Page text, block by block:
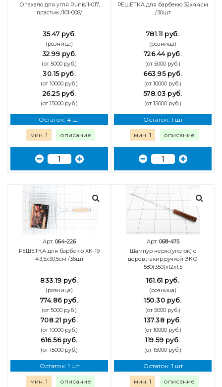
Опахало для угля Runis 1-017,
пластик /101-008/
35.47 руб.
(розница)
32.99 руб.
(от 5000 руб.)
30.15 руб.
(от 10000 руб.)
26.25 руб.
(от 15000 руб.)
Остаток: 4 шт
мин. 1 описание
РЕШЕТКА для барбекю 32х44см
/30шт
781.11 руб.
(розница)
726.44 руб.
(от 5000 руб.)
663.95 руб.
(от 10000 руб.)
578.03 руб.
(от 15000 руб.)
Остаток: 1 шт
мин. 1 описание
Арт: 064-226
РЕШЕТКА для барбекю ХК-19
43,5х30,5см /36шт
833.19 руб.
(розница)
774.86 руб.
(от 5000 руб.)
708.21 руб.
(от 10000 руб.)
616.56 руб.
(от 15000 руб.)
Остаток: 1 шт
мин. 1 описание
Арт: 068-475
Шампур нерж.(уголок) с
дерев.лакир.ручкой ЭКО
580(350)х12х1,5
161.61 руб.
(розница)
150.30 руб.
(от 5000 руб.)
137.38 руб.
(от 10000 руб.)
119.59 руб.
(от 15000 руб.)
Остаток: 1 шт
мин. 1 описание